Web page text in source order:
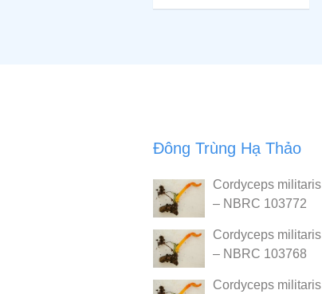
Đông Trùng Hạ Thảo
Cordyceps militaris
– NBRC 103772
Cordyceps militaris
– NBRC 103768
Cordyceps militaris